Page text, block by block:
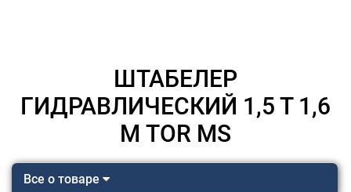
ШТАБЕЛЕР
ГИДРАВЛИЧЕСКИЙ 1,5 Т 1,6
М TOR MS
Все о товаре